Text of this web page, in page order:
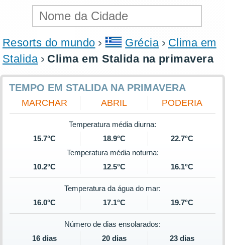
Resorts do mundo Grécia
Clima em
Stalida
Clima em Stalida na primavera
TEMPO EM STALIDA NA PRIMAVERA
MARCHAR ABRIL PODERIA
Temperatura média diurna:
15.7°C
18.9°C
22.7°C
Temperatura média noturna:
10.2°C
12.5°C 16.1°C
Temperatura da água do mar:
16.0°C
17.1°C 19.7°C
Número de dias ensolarados:
16 dias
20 dias
23 dias